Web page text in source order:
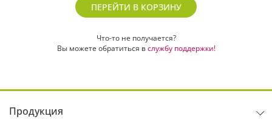
ПЕРЕЙТИ В КОРЗИНУ
Что-то не получается?
Вы можете обратиться вслужбу поддержки!
Продукция